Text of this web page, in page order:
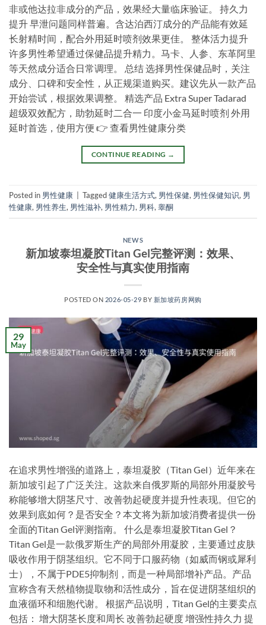
非或他达拉非成分的产品，效果经大量临床验证。 持久力
提升 早泄问题同样普遍。含达泊西汀成分的产品能有效延
长射精时间，配合外用延时喷剂效果更佳。 整体活力提升
许多男性希望通过保健品提升精力。马卡、人参、东革阿里
等天然成分适合日常调理。 总结 选择男性保健品时，关注
成分、口碑和安全性，从正规渠道购买。建议先从一款产品
开始尝试，根据效果调整。 精选产品 Extra Super Tadarad
超级双效配方，助勃延时二合一 印度小金马延时喷剂 外用
延时首选，使用方便 👉 查看男性健康分类
CONTINUE READING →
Posted in 男性健康 Tagged健康生活方式, 男性保健, 男性保健知识, 男
性健康, 男性养生, 男性滋补, 男性精力, 男科, 睾酮
NEWS
新加坡泰坦凝胶Titan Gel完整评测：效果、
安全性与真实使用指南
POSTED ON 2026-05-29 BY 新加坡药房网购
29
May
在追求男性增强的道路上，泰坦凝胶（Titan Gel）近年来在
新加坡引起了广泛关注。这款来自俄罗斯的局部外用凝胶号
称能够增大阴茎尺寸、改善勃起硬度并提升性表现。但它的
效果到底如何？是否安全？本文将为新加坡消费者提供一份
全面的Titan Gel评测指南。 什么是泰坦凝胶Titan Gel？
Titan Gel是一款俄罗斯生产的局部外用凝胶，主要通过皮肤
吸收作用于阴茎组织。它不同于口服药物（如威而钢或犀利
士），不属于PDE5抑制剂，而是一种局部增补产品。产品
宣称含有天然植物提取物和活性成分，旨在促进阴茎组织的
血液循环和细胞代谢。 根据产品说明，Titan Gel的主要卖点
包括： 增大阴茎长度和周长 改善勃起硬度 增强性持久力 提